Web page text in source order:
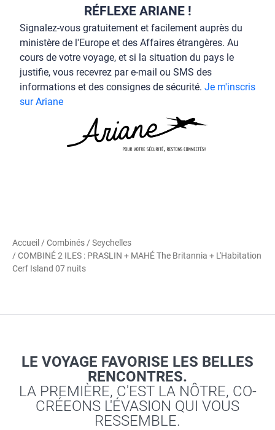
RÉFLEXE ARIANE !
Signalez-vous gratuitement et facilement auprès du
ministère de l'Europe et des Affaires étrangères. Au
cours de votre voyage, et si la situation du pays le
justifie, vous recevrez par e-mail ou SMS des
informations et des consignes de sécurité. Je m'inscris
sur Ariane
Accueil /Combinés /Seychelles
/ COMBINÉ 2 ILES : PRASLIN + MAHÉ The Britannia + L'Habitation
Cerf Island 07 nuits
LE VOYAGE FAVORISE LES BELLES
RENCONTRES.
LA PREMIÈRE, C'EST LA NÔTRE, CO-
CRÉEONS L'ÉVASION QUI VOUS
RESSEMBLE.